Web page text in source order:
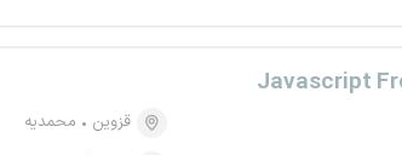
Javascript
قزوین
محمدیه